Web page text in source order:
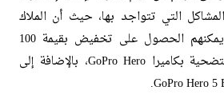
التي تتواجد بها، حيث أن الملاك
لكاميرات شركة GoPro يمكنهم الحصول على تخفيض بقيمة 100
دولار من خلال العمل بتضحية بكاميرا GoPro Hero، بالإضافة إلى